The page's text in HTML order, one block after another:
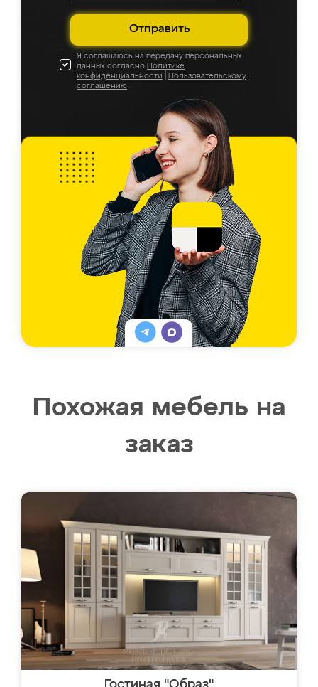
Отправить
Я соглашаюсь на передачу персональных
данных согласно Политике
конфиденциальности
Пользовательскому
соглашению
Похожая мебель на
заказ